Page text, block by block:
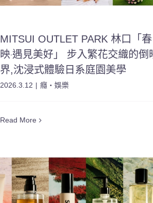
MITSUI OUTLET PARK 林口「春
映‧遇見美好」 步入繁花交織的倒
界,沈浸式體驗日系庭園美學
2026.3.12 | 癮・娛樂
Read More